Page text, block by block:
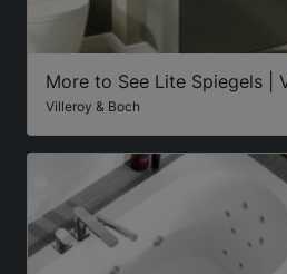
More to See Lite Spiegels |
Villeroy & Boch